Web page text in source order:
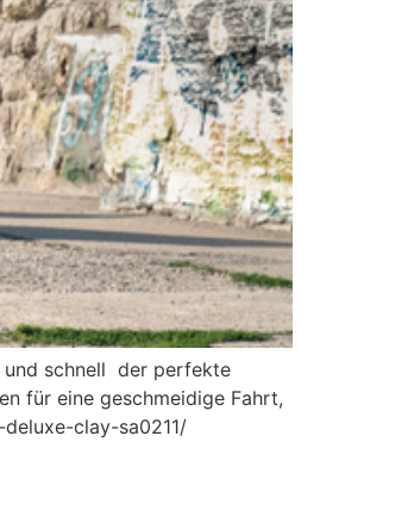
schnell  der perfekte
für eine geschmeidige Fahrt,
clay-sa0211/